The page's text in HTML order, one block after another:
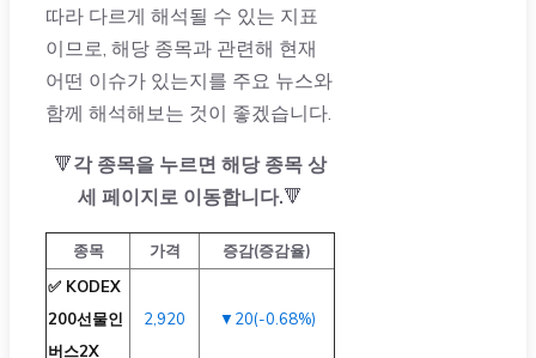
따라 다르게 해석될 수 있는 지표
이므로, 해당 종목과 관련해 현재
어떤 이슈가 있는지를 주요 뉴스와
함께 해석해보는 것이 좋겠습니다.
🔻각 종목을 누르면 해당 종목 상
세 페이지로 이동합니다.🔻
종목 가격
증감(증감율)
✅ KODEX
200선물인
버스2X
2,920 ▼20(-0.68%)